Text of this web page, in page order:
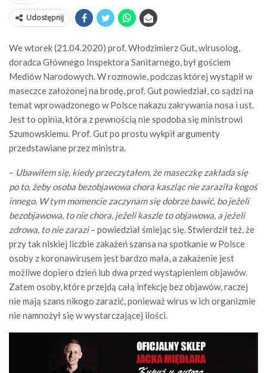
Udostępnij
We wtorek (21.04.2020) prof. Włodzimierz Gut, wirusolog,
doradca Głównego Inspektora Sanitarnego, był gościem
Mediów Narodowych. W rozmowie, podczas której wystąpił w
maseczce założonej na brodę, prof. Gut powiedział, co sądzi na
temat wprowadzonego w Polsce nakazu zakrywania nosa i ust.
Jest to opinia, która z pewnością nie spodoba się ministrowi
Szumowskiemu. Prof. Gut po prostu wykpił argumenty
przedstawiane przez ministra.
– Ubawiłem się, kiedy przeczytałem, że maseczkę zakłada się
po to, żeby osoba bezobjawowa chora kaszląc nie zaraziła kogoś
innego. W tym momencie zaczynam się dobrze bawić, bo jeżeli
bezobjawowa, to nie chora, jeżeli kaszle to objawowa, a jeżeli
zdrowa, to nie zarazi– powiedział śmiejąc się. Stwierdził też, że
przy tak niskiej liczbie zakażeń szansa na spotkanie w Polsce
osoby z koronawirusem jest bardzo mała, a zakażenie jest
możliwe dopiero dzień lub dwa przed wystąpieniem objawów.
Zatem osoby, które przejdą całą infekcję bez objawów, raczej
nie mają szans nikogo zarazić, ponieważ wirus w ich organizmie
nie namnożył się w wystarczającej ilości.